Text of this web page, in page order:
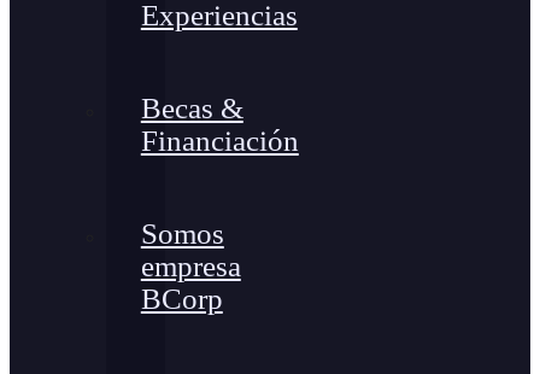
Experiencias
Becas &
Financiación
Somos
empresa
BCorp